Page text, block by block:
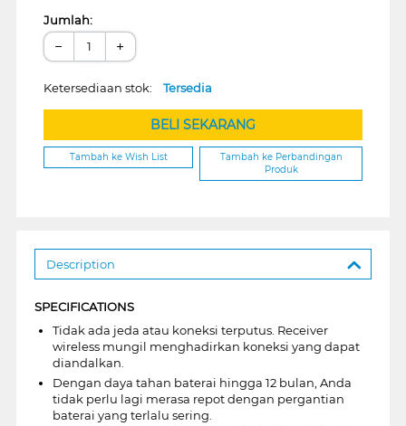
Jumlah:
− +
Ketersediaan stok: Tersedia
BELI SEKARANG
Tambah ke Wish List
Tambah ke Perbandingan
Produk
Description
SPECIFICATIONS
Tidak ada jeda atau koneksi terputus. Receiver
wireless mungil menghadirkan koneksi yang dapat
diandalkan.
Dengan daya tahan baterai hingga 12 bulan, Anda
tidak perlu lagi merasa repot dengan pergantian
baterai yang terlalu sering.